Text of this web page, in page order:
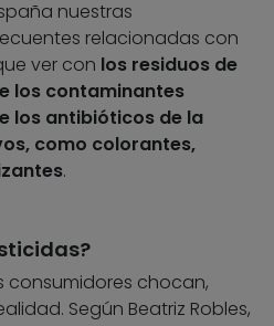
nuestras
relacionadas con
ver con los residuos de
los contaminantes
los antibióticos de la
como colorantes,
.
consumidores chocan,
Según Beatriz Robles,